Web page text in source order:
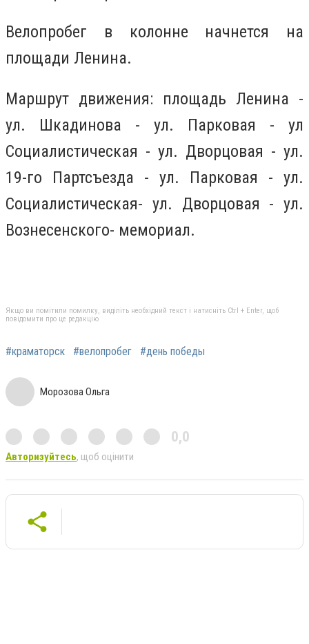
Велопробег в колонне начнется на
площади Ленина.
Маршрут движения: площадь Ленина -
ул. Шкадинова - ул. Парковая - ул
Социалистическая - ул. Дворцовая - ул.
19-го Партсъезда - ул. Парковая - ул.
Социалистическая- ул. Дворцовая - ул.
Вознесенского- мемориал.
Якщо ви помітили помилку, виділіть необхідний текст і натисніть Ctrl + Enter, щоб
повідомити про це редакцію
#краматорск #велопробег #день победы
Морозова Ольга
0,0
Авторизуйтесь, щоб оцінити